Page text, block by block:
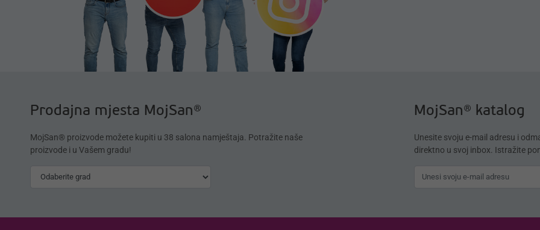
Prodajna mjesta MojSan®
MojSan® proizvode možete kupiti u 38 salona namještaja. Potražite naše
proizvode i u Vašem gradu!
MojSan® katalog
Unesite svoju e-mail adresu i
direktno u svoj inbox. Istražite